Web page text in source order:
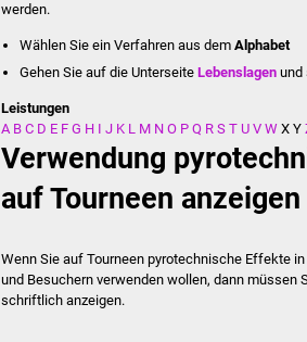
werden.
Wählen Sie ein Verfahren aus dem Alphabet
Gehen Sie auf die UnterseiteLebenslagen und
Leistungen
A B C D E F G H I J K L M N O P Q R S T U V W X Y
Verwendung
auf Tourneen anzeigen
Wenn Sie auf Tourneen pyrotechnische Effekte
und Besuchern verwenden wollen, dann müssen
schriftlich anzeigen.